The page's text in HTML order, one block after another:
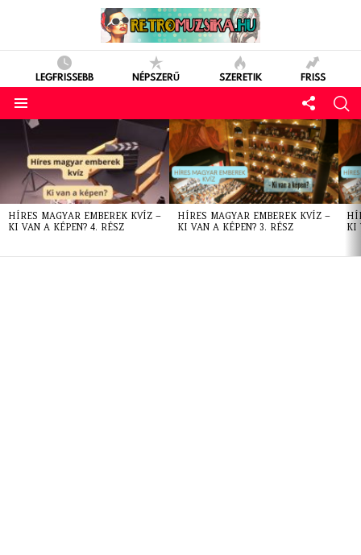
LEGFRISSEBB NÉPSZERŰ SZERETIK FRISS
LATEST
STORIES
HÍRES MAGYAR EMBEREK KVÍZ –
KI VAN A KÉPEN? 4. RÉSZ
HÍRES MAGYAR EMBEREK KVÍZ –
KI VAN A KÉPEN? 3. RÉSZ
KI